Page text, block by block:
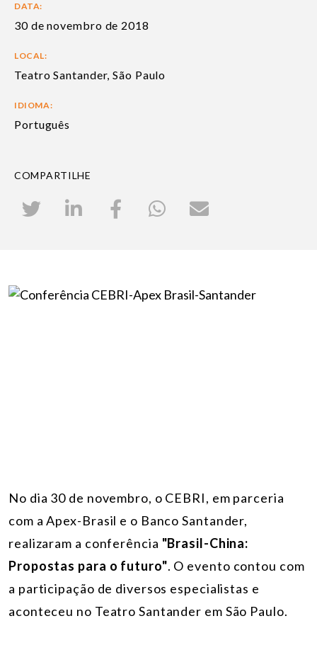
DATA:
30 de novembro de 2018
LOCAL:
Teatro Santander, São Paulo
IDIOMA:
Português
COMPARTILHE
No dia 30 de novembro, o CEBRI, em parceria
com a Apex-Brasil e o Banco Santander,
realizaram a conferência "Brasil-China:
Propostas para o futuro". O evento contou com
a participação de diversos especialistas e
aconteceu no Teatro Santander em São Paulo.